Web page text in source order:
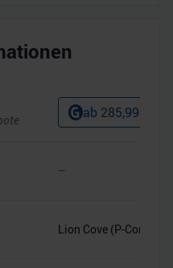
ab 285,99€
–
Lion Cove (P-Core)